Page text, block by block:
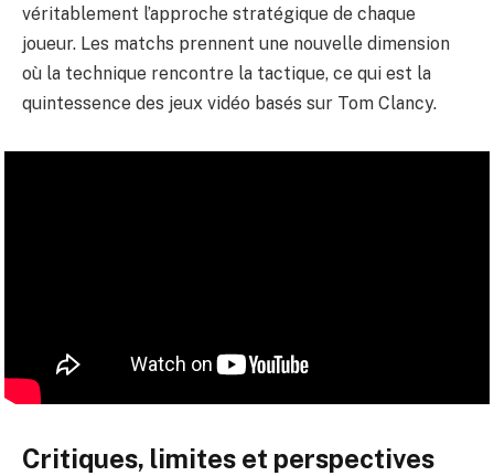
véritablement l’approche stratégique de chaque
joueur. Les matchs prennent une nouvelle dimension
où la technique rencontre la tactique, ce qui est la
quintessence des jeux vidéo basés sur Tom Clancy.
Critiques, limites et perspectives